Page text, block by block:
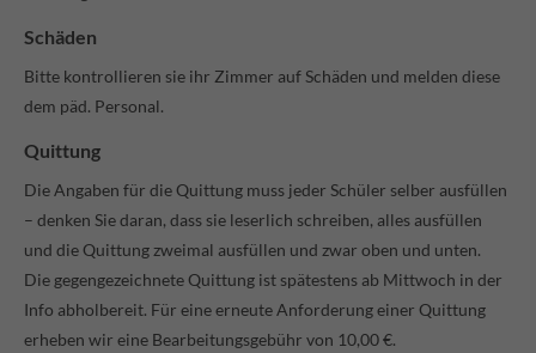
Schäden
Bitte kontrollieren sie ihr Zimmer auf Schäden und melden diese
dem päd. Personal.
Quittung
Die Angaben für die Quittung muss jeder Schüler selber ausfüllen
– denken Sie daran, dass sie leserlich schreiben, alles ausfüllen
und die Quittung zweimal ausfüllen und zwar oben und unten.
Die gegengezeichnete Quittung ist spätestens ab Mittwoch in der
Info abholbereit. Für eine erneute Anforderung einer Quittung
erheben wir eine Bearbeitungsgebühr von 10,00 €.